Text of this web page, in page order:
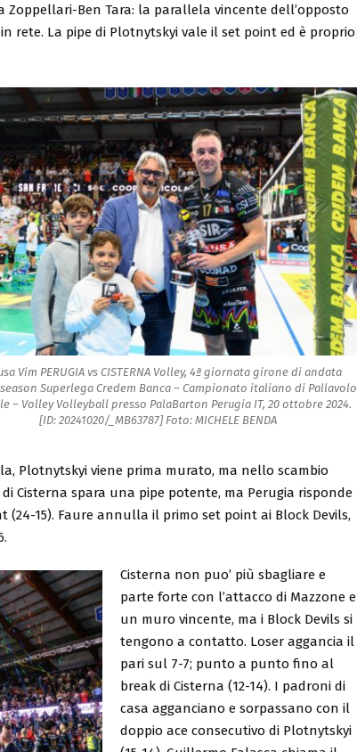
Zoppellari-Ben Tara: la parallela vincente dell’opposto
rete. La pipe di Plotnytskyi vale il set point ed è proprio
Vim PERUGIA vs CISTERNA Volley, 4ª giornata girone di andata
Superlega Credem Banca – Campionato italiano di Pallavolo
– Volley Volleyball presso PalaBarton Perugia IT, 20 ottobre 2024.
[ID: 20241020/_MB63787] Foto: MICHELE BENDA
Plotnytskyi viene prima murato, ma nello scambio
di Cisterna spara una pipe potente, ma Perugia risponde
15). Faure annulla il primo set point ai Block Devils,
Cisterna non puo’ più sbagliare e
parte forte con l’attacco di Mazzone e
un muro vincente, ma i Block Devils si
tengono a contatto. Loser aggancia il
pari sul 7-7; punto a punto fino al
break di Cisterna (12-14). I padroni di
casa agganciano e sorpassano con il
doppio ace consecutivo di Plotnytskyi